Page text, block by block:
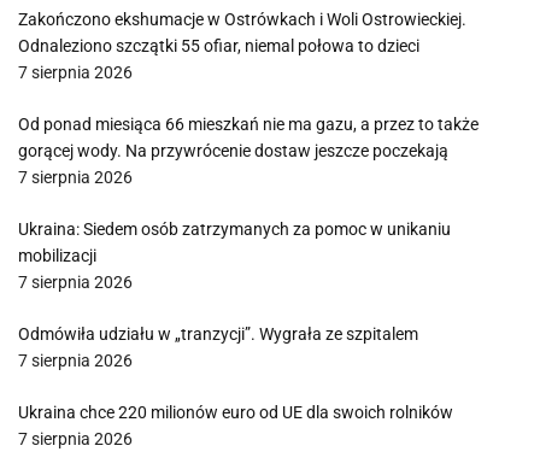
Zakończono ekshumacje w Ostrówkach i Woli Ostrowieckiej.
Odnaleziono szczątki 55 ofiar, niemal połowa to dzieci
7 sierpnia 2026
Od ponad miesiąca 66 mieszkań nie ma gazu, a przez to także
gorącej wody. Na przywrócenie dostaw jeszcze poczekają
7 sierpnia 2026
Ukraina: Siedem osób zatrzymanych za pomoc w unikaniu
mobilizacji
7 sierpnia 2026
Odmówiła udziału w „tranzycji”. Wygrała ze szpitalem
7 sierpnia 2026
Ukraina chce 220 milionów euro od UE dla swoich rolników
7 sierpnia 2026